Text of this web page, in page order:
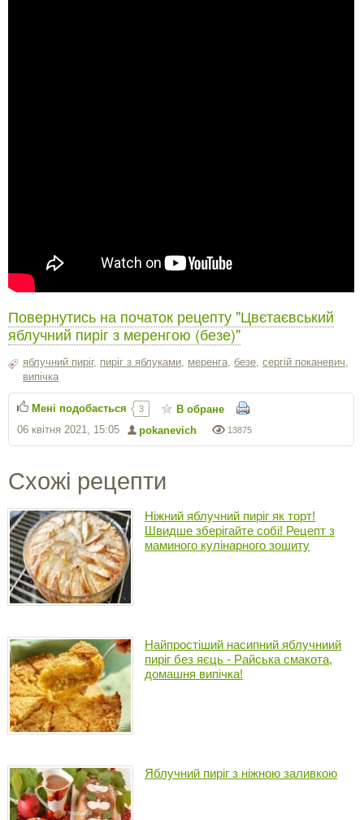
Повернутись на початок рецепту "Цвєтаєвський
яблучний пиріг з меренгою (безе)"
яблучний пиріг, пиріг з яблуками меренга безе сергiй поканевич
випічка
13875
pokanevich
06 квітня 2021, 15:05
Мені подобається 3 В обране
Схожі рецепти
Ніжний яблучний пиріг як торт!
Швидше зберігайте собі! Рецепт з
маминого кулінарного зошиту
Найпростіший насипний яблучниий
пиріг без яєць - Райська смакота,
домашня випічка!
Яблучний пиріг з ніжною заливкою